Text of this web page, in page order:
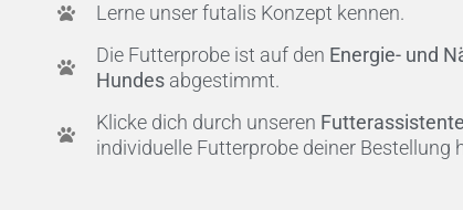
Lerne unser futalis Konzept kennen.
Die Futterprobe ist auf den Energie- und
Hundes abgestimmt.
Klicke dich durch unseren
individuelle Futterprobe deiner Bestellung